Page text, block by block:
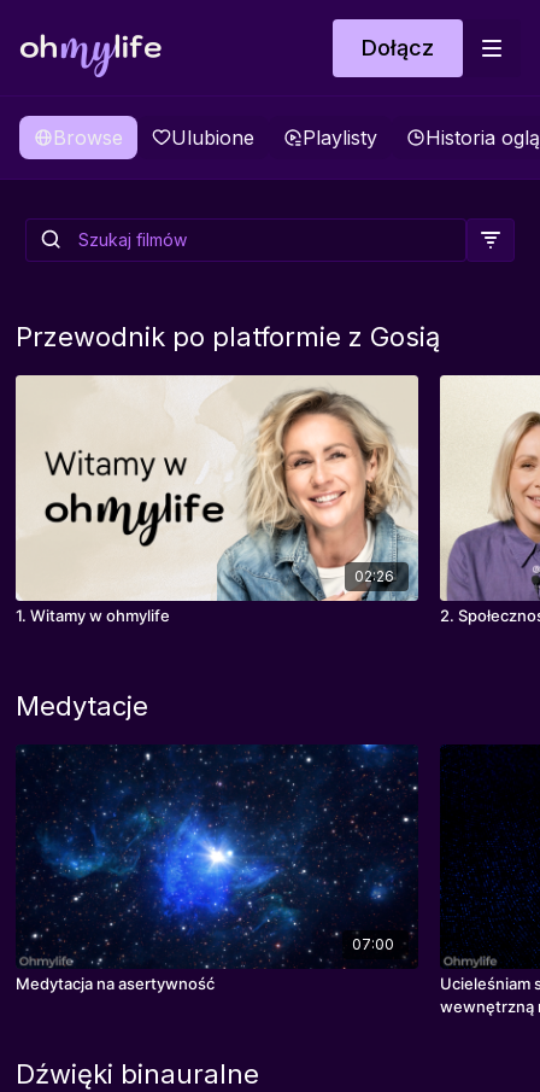
Dołącz
Browse Ulubione Playlisty Historia
Jurek Bajka O Dłoni, Która
Szukała Drugiej
Przewodnik po platformie z Gosią
02:26
1. Witamy w ohmylife 2.
Medytacje
07:00
Medytacja na asertywność
Ucieleśniam
wewnętrzną
Dźwięki binauralne